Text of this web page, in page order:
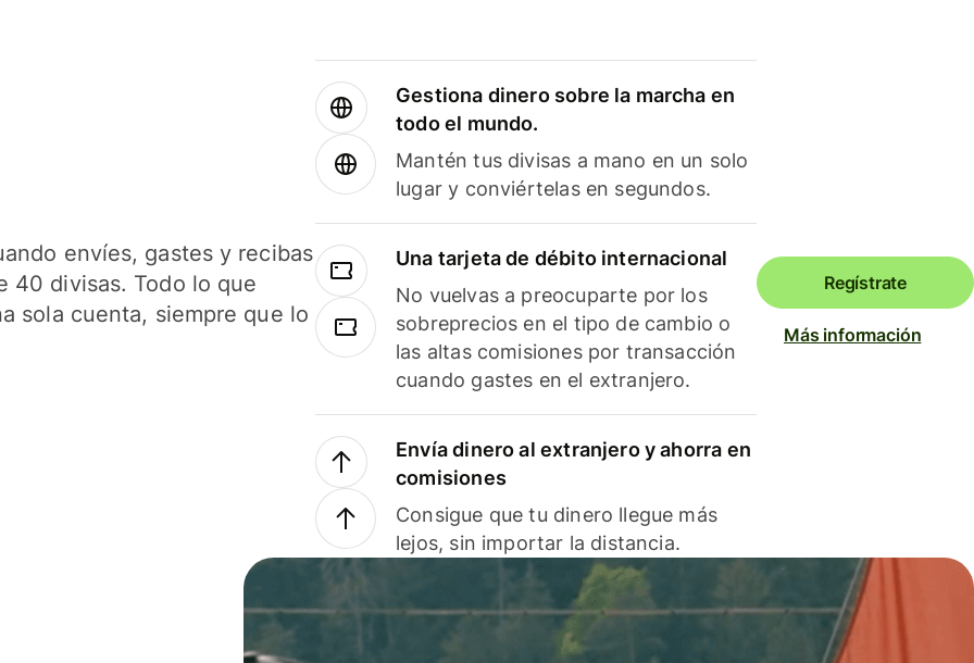
envíes, gastes y recibas
40 divisas. Todo lo que
sola cuenta, siempre que lo
Gestiona dinero sobre la marcha en
todo el mundo.
Mantén tus divisas a mano en un solo
lugar y conviértelas en segundos.
Una tarjeta de débito internacional
No vuelvas a preocuparte por los
sobreprecios en el tipo de cambio o
las altas comisiones por transacción
cuando gastes en el extranjero.
Envía dinero al extranjero y ahorra en
comisiones
Consigue que tu dinero llegue más
lejos, sin importar la distancia.
Regístrate
Más información